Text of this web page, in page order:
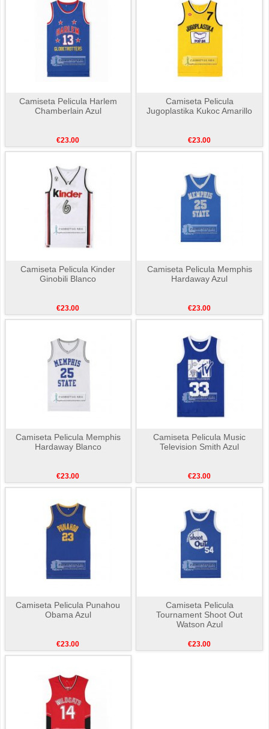
Camiseta Pelicula Harlem
Chamberlain Azul
€23.00
Camiseta Pelicula
Jugoplastika Kukoc Amarillo
€23.00
Camiseta Pelicula Kinder
Ginobili Blanco
€23.00
Camiseta Pelicula Memphis
Hardaway Azul
€23.00
Camiseta Pelicula Memphis
Hardaway Blanco
€23.00
Camiseta Pelicula Music
Television Smith Azul
€23.00
Camiseta Pelicula Punahou
Obama Azul
€23.00
Camiseta Pelicula
Tournament Shoot Out
Watson Azul
€23.00